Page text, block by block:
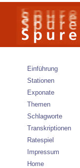
Einführung
Stationen
Exponate
Themen
Schlagworte
Transkriptionen
Ratespiel
Impressum
Home